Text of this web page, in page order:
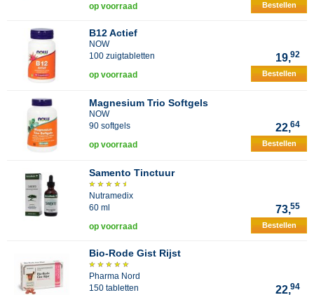
op voorraad Bestellen
B12 Actief
NOW
100 zuigtabletten
19,92
op voorraad Bestellen
Magnesium Trio Softgels
NOW
90 softgels
22,64
op voorraad Bestellen
Samento Tinctuur
Nutramedix
60 ml
73,55
op voorraad Bestellen
Bio-Rode Gist Rijst
Pharma Nord
150 tabletten
22,94